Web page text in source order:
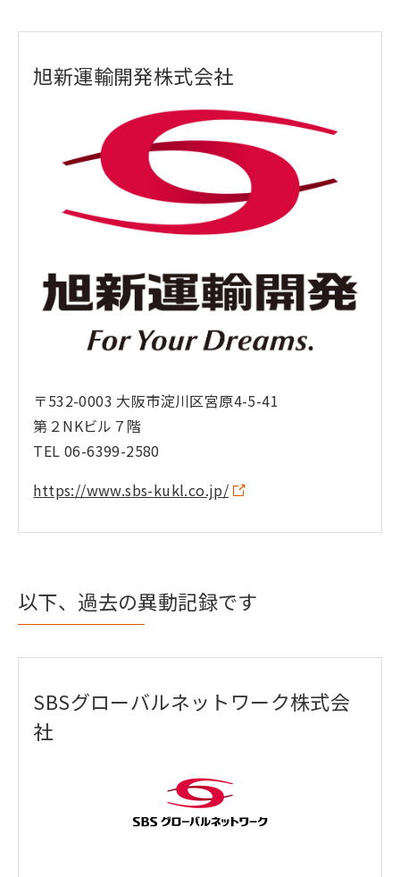
旭新運輸開発株式会社
〒532-0003 大阪市淀川区宮原4-5-41
第２NKビル７階
TEL 06-6399-2580
https://www.sbs-kukl.co.jp/
以下、過去の異動記録です
SBSグローバルネットワーク株式会
社